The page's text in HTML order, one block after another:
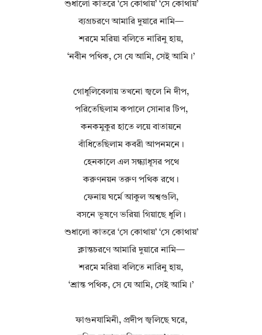
শুধালো কাতরে ‘সে কোথায়’ ‘সে কোথায়’
ব্যগ্রচরণে আমারি দুয়ারে নামি—
শরমে মরিয়া বলিতে নারিনু হায়,
‘নবীন পথিক, সে যে আমি, সেই আমি।’
গোধূলিবেলায় তখনো জ্বলে নি দীপ,
পরিতেছিলাম কপালে সোনার টিপ,
কনকমুকুর হাতে লয়ে বাতায়নে
বাঁধিতেছিলাম কবরী আপনমনে।
হেনকালে এল সন্ধ্যাধূসর পথে
করুণনয়ন তরুণ পথিক রথে।
ফেনায় ঘর্মে আকুল অশ্বগুলি,
বসনে ভূষণে ভরিয়া গিয়াছে ধূলি।
শুধালো কাতরে ‘সে কোথায়’ ‘সে কোথায়’
ক্লান্তচরণে আমারি দুয়ারে নামি—
শরমে মরিয়া বলিতে নারিনু হায়,
‘শ্রান্ত পথিক, সে যে আমি, সেই আমি।’
ফাগুনযামিনী, প্রদীপ জ্বলিছে ঘরে,